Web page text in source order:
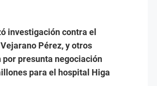
investigación contra el
Pérez, y otros
presunta negociación
para el hospital Higa